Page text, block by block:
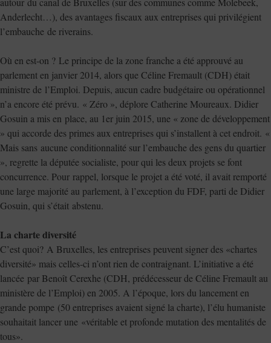
Anderlecht…), des avantages fiscaux aux entreprises qui privilégient
l’embauche de riverains.
Où en est-on ? Le principe de la zone franche a été approuvé au
parlement en janvier 2014, alors que Céline Fremault (CDH) était
ministre de l’Emploi. Depuis, aucun cadre budgétaire ou opérationnel
n’a encore été prévu. « Zéro », déplore Catherine Moureaux. Didier
Gosuin a mis en place, au 1er juin 2015, une « zone de développement
» qui accorde des primes aux entreprises qui s’installent à cet endroit. «
Mais sans aucune conditionnalité sur l’embauche des gens du quartier
», regrette la députée socialiste, pour qui les deux projets se font
concurrence. Pour rappel, lorsque le projet a été voté, il avait remporté
une large majorité au parlement, à l’exception du FDF, parti de Didier
Gosuin, qui s’était abstenu.
La charte diversité
C’est quoi? A Bruxelles, les entreprises peuvent signer des «chartes
diversité» mais celles-ci n’ont rien de contraignant. L’initiative a été
lancée par Benoît Cerexhe (CDH, prédécesseur de Céline Fremault au
ministère de l’Emploi) en 2005. A l’époque, lors du lancement en
grande pompe (50 entreprises avaient signé la charte), l’élu humaniste
souhaitait lancer une «véritable et profonde mutation des mentalités de
tous».